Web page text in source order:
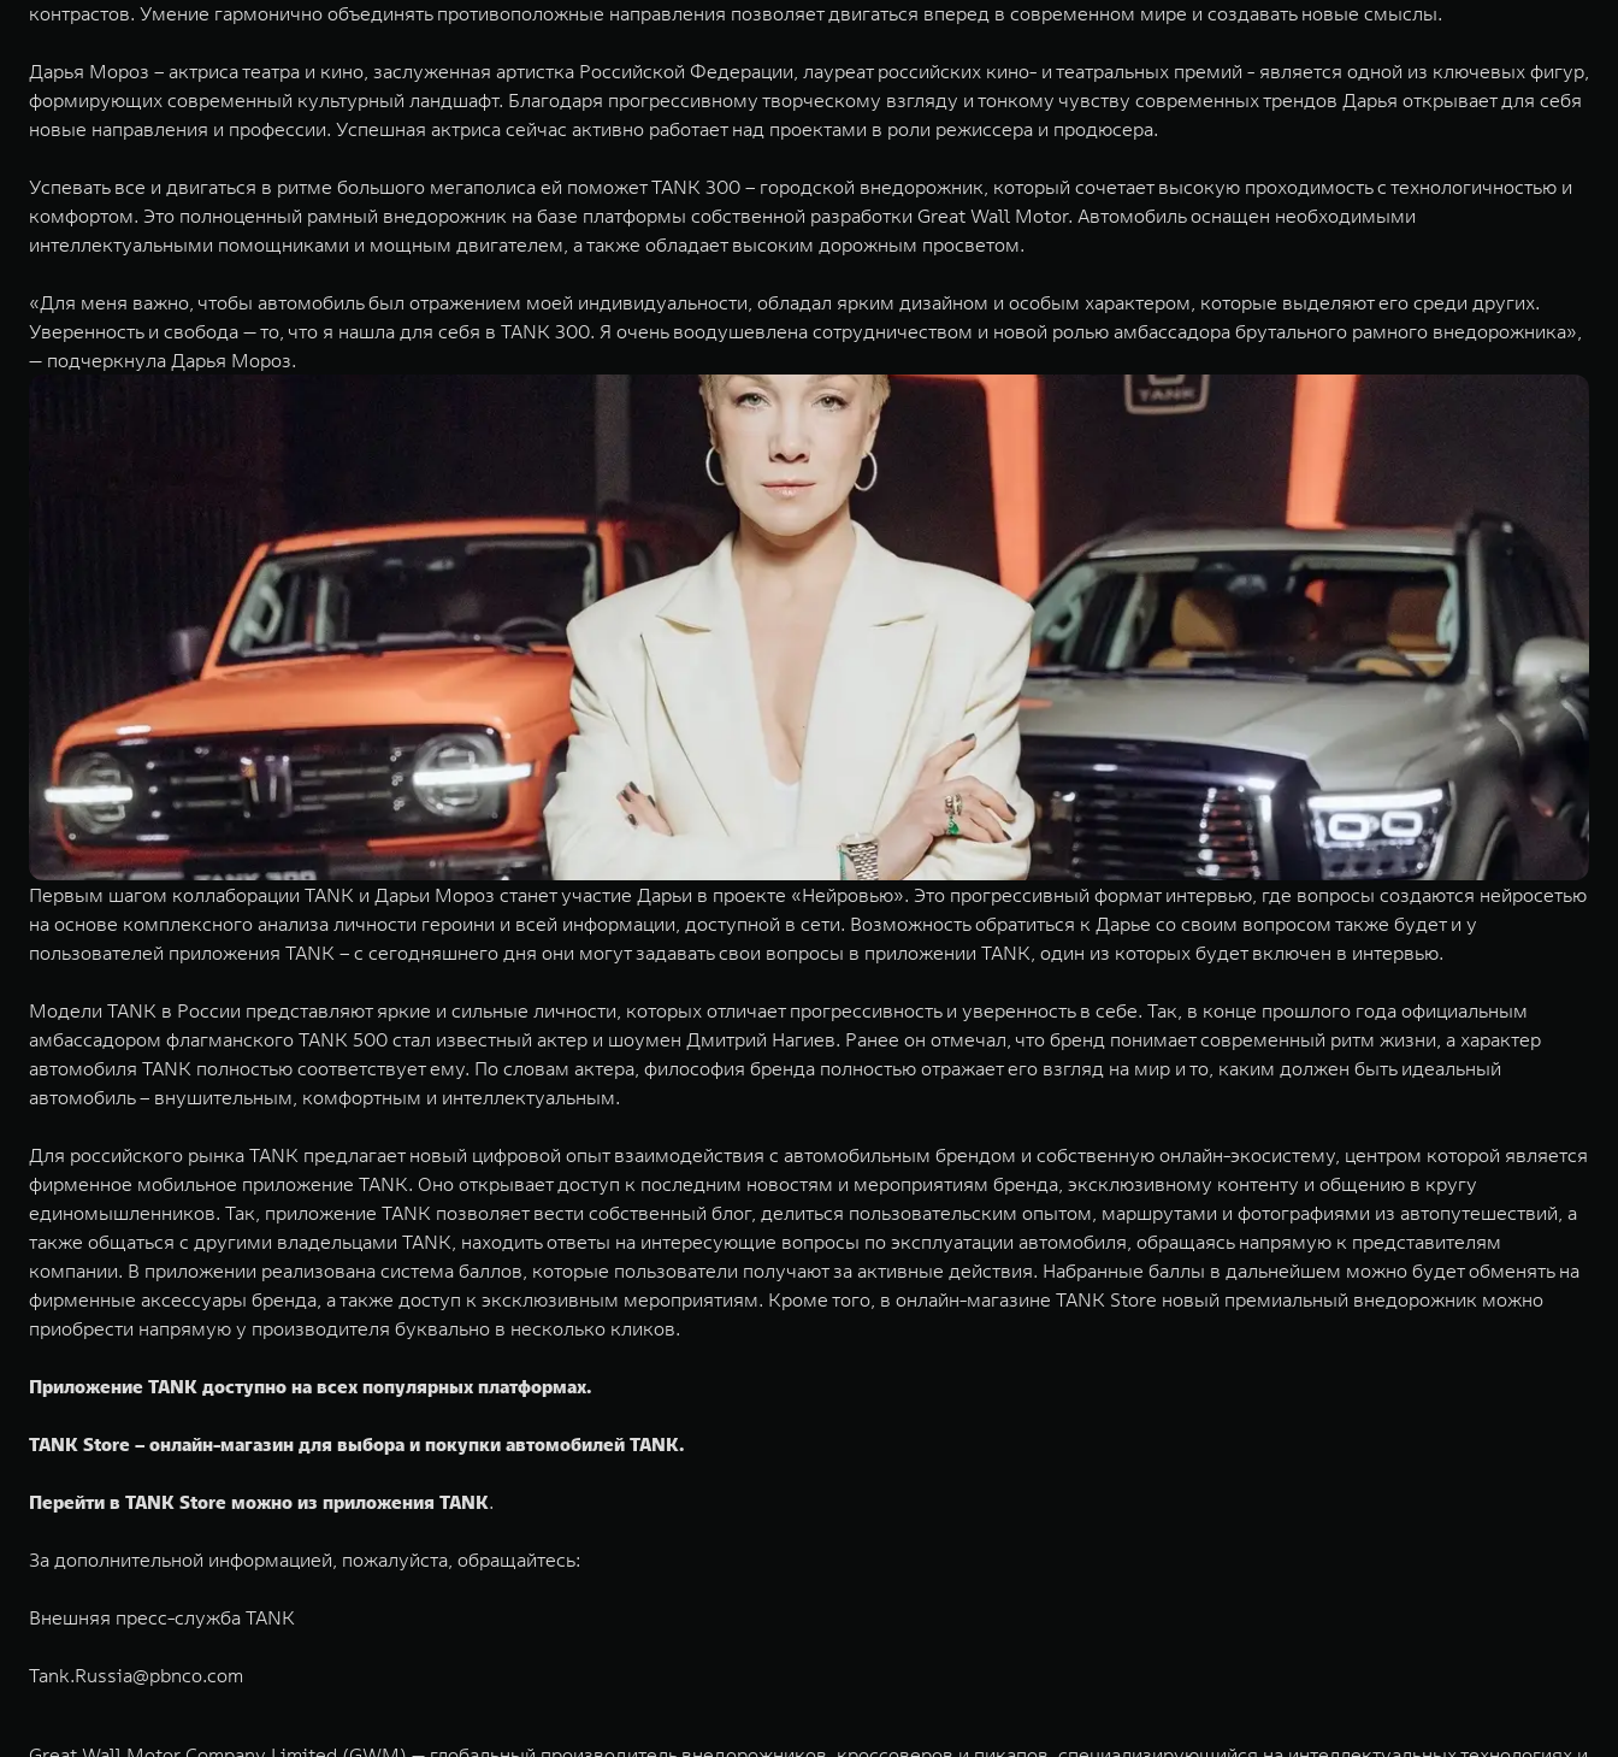
контрастов. Умение гармонично объединять противоположные направления позволяет двигаться вперед в современном мире и создавать новые смыслы.
Дарья Мороз – актриса театра и кино, заслуженная артистка Российской Федерации, лауреат российских кино- и театральных премий - является одной из ключевых фигур,
формирующих современный культурный ландшафт. Благодаря прогрессивному творческому взгляду и тонкому чувству современных трендов Дарья открывает для себя
новые направления и профессии. Успешная актриса сейчас активно работает над проектами в роли режиссера и продюсера.
Успевать все и двигаться в ритме большого мегаполиса ей поможет TANK 300 – городской внедорожник, который сочетает высокую проходимость с технологичностью и
комфортом. Это полноценный рамный внедорожник на базе платформы собственной разработки Great Wall Motor. Автомобиль оснащен необходимыми
интеллектуальными помощниками и мощным двигателем, а также обладает высоким дорожным просветом.
«Для меня важно, чтобы автомобиль был отражением моей индивидуальности, обладал ярким дизайном и особым характером, которые выделяют его среди других.
Уверенность и свобода — то, что я нашла для себя в TANK 300. Я очень воодушевлена сотрудничеством и новой ролью амбассадора брутального рамного внедорожника»,
— подчеркнула Дарья Мороз.
Первым шагом коллаборации TANK и Дарьи Мороз станет участие Дарьи в проекте «Нейровью». Это прогрессивный формат интервью, где вопросы создаются нейросетью
на основе комплексного анализа личности героини и всей информации, доступной в сети. Возможность обратиться к Дарье со своим вопросом также будет и у
пользователей приложения TANK – с сегодняшнего дня они могут задавать свои вопросы в приложении TANK, один из которых будет включен в интервью.
Модели TANK в России представляют яркие и сильные личности, которых отличает прогрессивность и уверенность в себе. Так, в конце прошлого года официальным
амбассадором флагманского TANK 500 стал известный актер и шоумен Дмитрий Нагиев. Ранее он отмечал, что бренд понимает современный ритм жизни, а характер
автомобиля TANK полностью соответствует ему. По словам актера, философия бренда полностью отражает его взгляд на мир и то, каким должен быть идеальный
автомобиль – внушительным, комфортным и интеллектуальным.
Для российского рынка TANK предлагает новый цифровой опыт взаимодействия с автомобильным брендом и собственную онлайн-экосистему, центром которой является
фирменное мобильное приложение TANK. Оно открывает доступ к последним новостям и мероприятиям бренда, эксклюзивному контенту и общению в кругу
единомышленников. Так, приложение TANK позволяет вести собственный блог, делиться пользовательским опытом, маршрутами и фотографиями из автопутешествий, а
также общаться с другими владельцами TANK, находить ответы на интересующие вопросы по эксплуатации автомобиля, обращаясь напрямую к представителям
компании. В приложении реализована система баллов, которые пользователи получают за активные действия. Набранные баллы в дальнейшем можно будет обменять на
фирменные аксессуары бренда, а также доступ к эксклюзивным мероприятиям. Кроме того, в онлайн-магазине TANK Store новый премиальный внедорожник можно
приобрести напрямую у производителя буквально в несколько кликов.
Приложение TANK доступно на всех популярных платформах.
TANK Store – онлайн-магазин для выбора и покупки автомобилей TANK.
Перейти в TANK Store можно из приложения TANK.
За дополнительной информацией, пожалуйста, обращайтесь:
Внешняя пресс-служба TANK
Tank.Russia@pbnco.com